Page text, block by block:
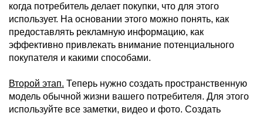
когда потребитель делает покупки, что для этого
использует. На основании этого можно понять, как
предоставлять рекламную информацию, как
эффективно привлекать внимание потенциального
покупателя и какими способами.
Второй этап. Теперь нужно создать пространственную
модель обычной жизни вашего потребителя. Для этого
используйте все заметки, видео и фото. Создать